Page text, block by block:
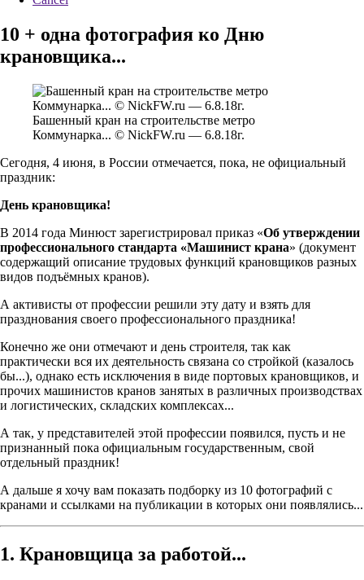
10 + одна фотография ко Дню
крановщика...
Башенный кран на строительстве метро
Коммунарка... © NickFW.ru — 6.8.18г.
Сегодня, 4 июня, в России отмечается, пока, не официальный
праздник:
День крановщика!
В 2014 года Минюст зарегистрировал приказ «Об утверждении
профессионального стандарта «Машинист крана» (документ
содержащий описание трудовых функций крановщиков разных
видов подъёмных кранов).
А активисты от профессии решили эту дату и взять для
празднования своего профессионального праздника!
Конечно же они отмечают и день строителя, так как
практически вся их деятельность связана со стройкой (казалось
бы...), однако есть исключения в виде портовых крановщиков, и
прочих машинистов кранов занятых в различных производствах
и логистических, складских комплексах...
А так, у представителей этой профессии появился, пусть и не
признанный пока официальным государственным, свой
отдельный праздник!
А дальше я хочу вам показать подборку из 10 фотографий с
кранами и ссылками на публикации в которых они появлялись...
1. Крановщица за работой...